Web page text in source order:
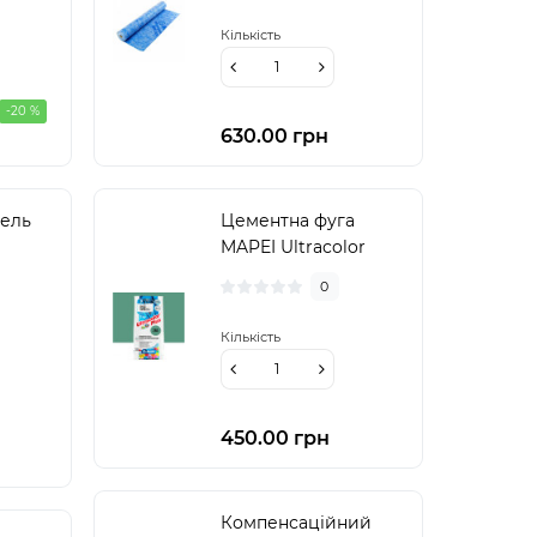
-20 %
630.00 грн
Кількість
Цементна фуга
MAPEI Ultracolor
0
450.00 грн
Кількість
Компенсаційний